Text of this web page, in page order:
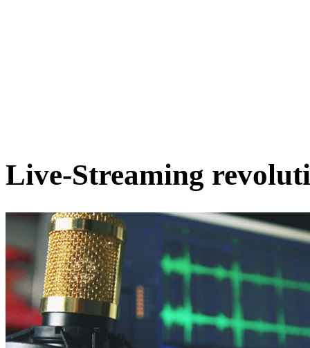
Live-Streaming